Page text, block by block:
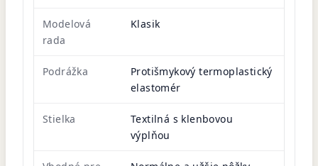
Modelová
rada
Klasik
Podrážka
Protišmykový termoplastický
elastomér
Stielka
Textilná s klenbovou
výplňou